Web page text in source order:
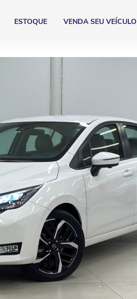
ESTOQUE VENDA SEU VEÍCULO